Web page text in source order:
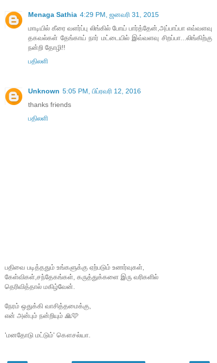
Menaga Sathia 4:29 PM, ஜனவரி 31, 2015
மாடியில் கீரை வளர்ப்பு லிங்கில் போய் பார்த்தேன்,அப்பாப்பா எவ்வளவு
தகவல்கள் தேங்காய் நார் மட்டையில் இவ்வளவு சிறப்பா...லிங்கிற்கு
நன்றி தோழி!!
பதிலளி
Unknown 5:05 PM, பிப்ரவரி 12, 2016
thanks friends
பதிலளி
பதிவை படித்ததும் உங்களுக்கு ஏற்படும் உணர்வுகள்,
கேள்விகள்,சந்தேகங்கள், கருத்துக்களை இரு வரிகளில்
தெரிவித்தால் மகிழ்வேன்.
நேரம் ஒதுக்கி வாசித்தமைக்கு,
என் அன்பும் நன்றியும் 🙏🩷
'மனதோடு மட்டும்' கௌசல்யா.